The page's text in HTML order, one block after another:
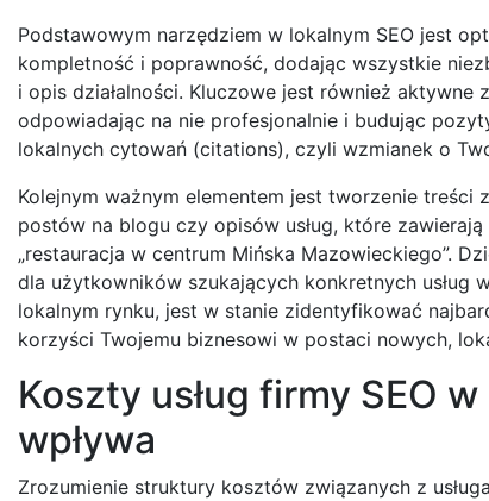
Podstawowym narzędziem w lokalnym SEO jest
kompletność i poprawność, dodając wszystkie
i opis działalności. Kluczowe jest również
odpowiadając na nie profesjonalnie i budując
lokalnych cytowań (citations), czyli wzmianek o
Kolejnym ważnym elementem jest tworzenie
postów na blogu czy opisów usług, które
„restauracja w centrum Mińska Mazowieckiego”.
dla użytkowników szukających konkretnych usług
lokalnym rynku, jest w stanie zidentyfikować
korzyści Twojemu biznesowi w postaci nowych,
Koszty usług firmy SEO
wpływa
Zrozumienie struktury kosztów związanych z